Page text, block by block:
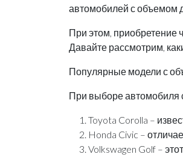
автомобилей с объемом
При этом, приобретение
Давайте рассмотрим,
Популярные модели с
При выборе автомобиля
Toyota Corolla –
Honda Civic –
Volkswagen Golf –